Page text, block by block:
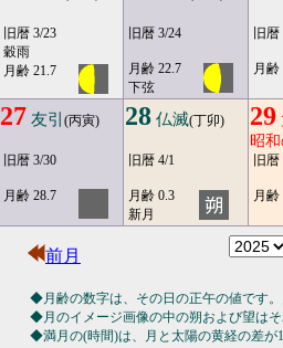
旧暦 3/23
穀雨
月齢 21.7
旧暦 3/24
月齢 22.7
下弦
旧
月齢
27 友引 (丙寅)
旧暦 3/30
月齢 28.7
28 仏滅(丁卯)
旧暦 4/1
月齢 0.3
新月
29
昭和
旧暦
月齢
前月
◆月齢の数字は、その日の正午の値です
◆月のイメージ画像の中の朔および望は
◆満月の(時間)は、月と太陽の黄経の差が